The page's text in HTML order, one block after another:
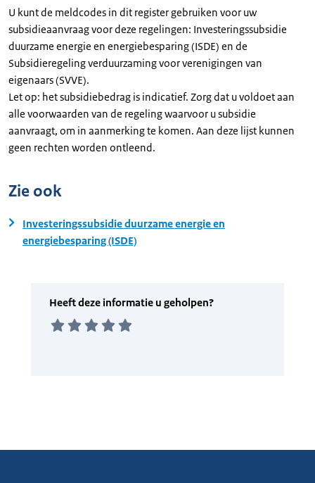
U kunt de meldcodes in dit register gebruiken voor uw
subsidieaanvraag voor deze regelingen: Investeringssubsidie
duurzame energie en energiebesparing (ISDE) en de
Subsidieregeling verduurzaming voor verenigingen van
eigenaars (SVVE).
Let op: het subsidiebedrag is indicatief. Zorg dat u voldoet aan
alle voorwaarden van de regeling waarvoor u subsidie
aanvraagt, om in aanmerking te komen. Aan deze lijst kunnen
geen rechten worden ontleend.
Zie ook
Investeringssubsidie duurzame energie en
energiebesparing (ISDE)